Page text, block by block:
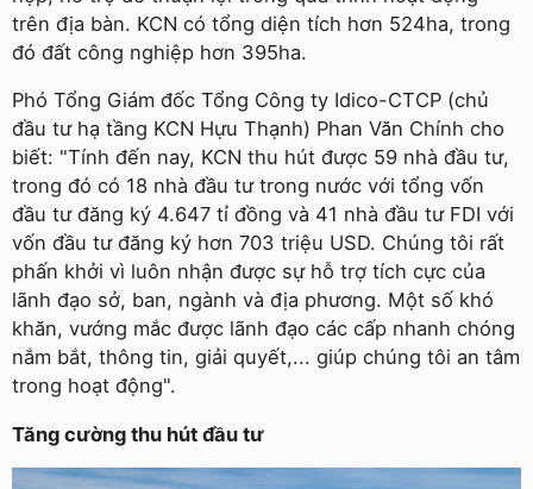
trên địa bàn. KCN có tổng diện tích hơn 524ha, trong
đó đất công nghiệp hơn 395ha.
Phó Tổng Giám đốc Tổng Công ty Idico-CTCP (chủ
đầu tư hạ tầng KCN Hựu Thạnh) Phan Văn Chính cho
biết: "Tính đến nay, KCN thu hút được 59 nhà đầu tư,
trong đó có 18 nhà đầu tư trong nước với tổng vốn
đầu tư đăng ký 4.647 tỉ đồng và 41 nhà đầu tư FDI với
vốn đầu tư đăng ký hơn 703 triệu USD. Chúng tôi rất
phấn khởi vì luôn nhận được sự hỗ trợ tích cực của
lãnh đạo sở, ban, ngành và địa phương. Một số khó
khăn, vướng mắc được lãnh đạo các cấp nhanh chóng
nắm bắt, thông tin, giải quyết,... giúp chúng tôi an tâm
trong hoạt động".
Tăng cường thu hút đầu tư